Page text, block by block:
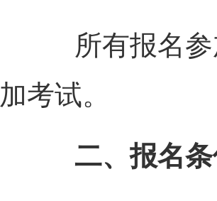
所有报名参
加考试。
二、报名